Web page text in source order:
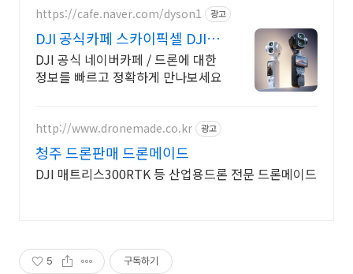
https://cafe.naver.com/dyson1 광고
DJI 공식카페 스카이픽셀 DJI &
핫셀블라드
DJI 공식 네이버카페 / 드론에 대한
정보를 빠르고 정확하게 만나보세요
http://www.dronemade.co.kr 광고
청주 드론판매 드론메이드
DJI 매트리스300RTK 등 산업용드론 전문 드론메이드
5 구독하기